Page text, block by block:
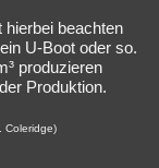
beachten
U-Boot oder so.
produzieren
Produktion.
Coleridge)